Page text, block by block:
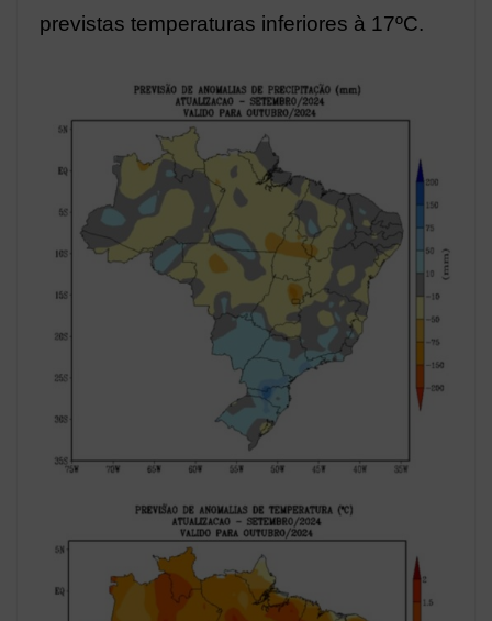
previstas temperaturas inferiores à 17ºC.